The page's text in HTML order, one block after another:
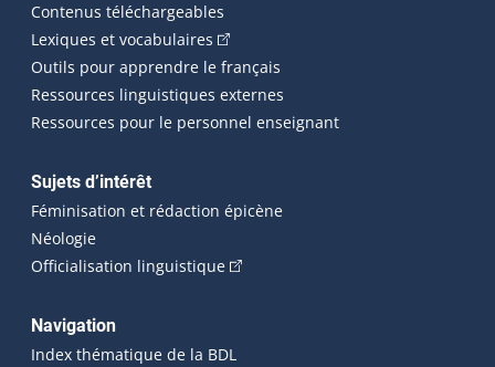
Contenus téléchargeables
Lexiques et vocabulaires (Cet hyperlien externe s'ouvrira
Outils pour apprendre le français
Ressources linguistiques externes
Ressources pour le personnel enseignant
Sujets d’intérêt
Féminisation et rédaction épicène
Néologie
Officialisation linguistique(Cet hyperlien externe s'ouvrira
Navigation
Index thématique de la BDL